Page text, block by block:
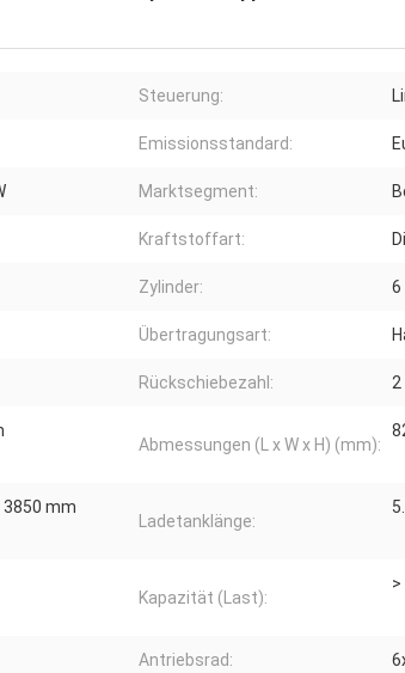
Steuerung:
Emissionsstandard:
Marktsegment:
Kraftstoffart:
Zylinder: 6
Übertragungsart:
Rückschiebezahl: 2
Abmessungen (L x W x H) (mm):
3850 mm
Ladetanklänge:
Kapazität (Last):
Antriebsrad: